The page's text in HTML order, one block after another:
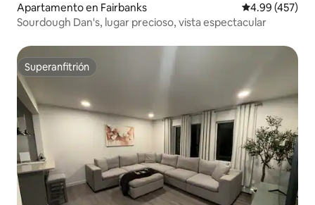
Apartamento en Fairbanks Calificación
4.99 (457)
Sourdough Dan's, lugar precioso, vista espectacular
Superanfitrión
Superanfitrión